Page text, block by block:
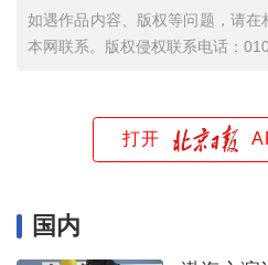
如遇作品内容、版权等问题，请
本网联系。版权侵权联系电话：
打开
国内